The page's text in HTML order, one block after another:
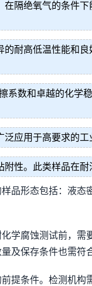
隔绝氧气的条件
耐高低温性能和
系数和卓越的化
应用于高要求的
性。此类样品在
品形态包括：液
学腐蚀测试前，
及保存条件也需符
提条件。检测机